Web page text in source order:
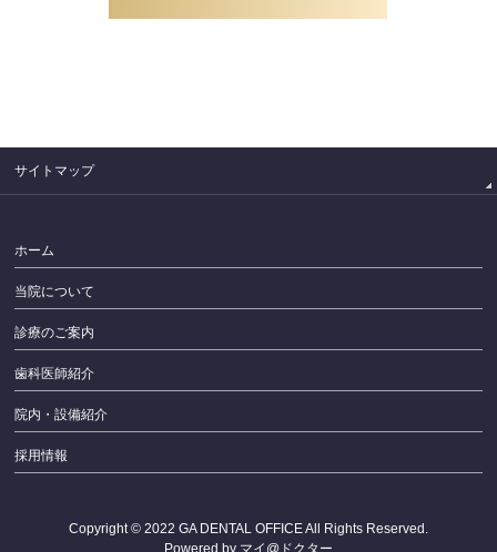
サイトマップ
ホーム
当院について
診療のご案内
歯科医師紹介
院内・設備紹介
採用情報
Copyright © 2022 GA DENTAL OFFICEAll Rights Reserved.
Powered by マイ@ドクター